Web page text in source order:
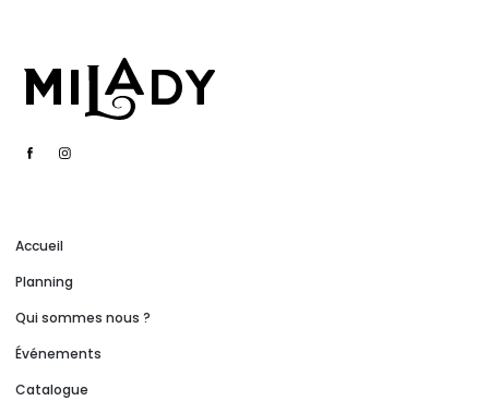
Accueil
Planning
Qui sommes nous ?
Événements
Catalogue